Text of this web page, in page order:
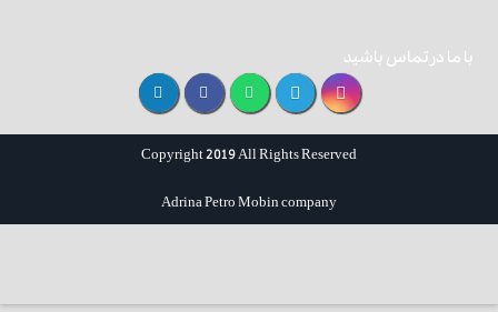
با ما در تماس باشید
Copyright 2019 All Rights Reserved
Adrina Petro Mobin company